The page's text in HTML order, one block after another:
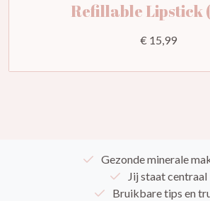
Refillable Lipstick
€ 15,99
Gezonde minerale
Jij staat centraal
Bruikbare tips en